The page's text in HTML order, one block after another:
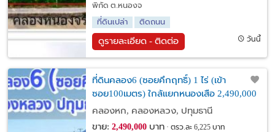
พิกัด ต.หนองจ
ที่ดินเปล่า
ติดถนน
ดูรายละเอียด - ติดต่อ วันนี้
ที่ดินคลอง6 (ซอยคึกฤทธิ์) 1 ไร่ (เข้า
ซอย100เมตร) ใกล้แยกหนองเสือ 2,490,000
บาท ต. คลองหก อ.คลองหลวง จ.ปทุมธานี
คลองหก, คลองหลวง, ปทุมธานี
ขาย: 2,490,000บาท ตรว.ละ 6,225 บาท